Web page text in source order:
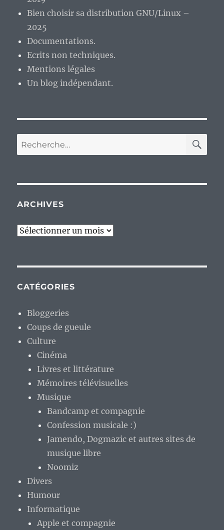
Bien choisir sa distribution GNU/Linux –
2025
Documentations.
Ecrits non techniques.
Mentions légales
Un blog indépendant.
Recherche
pour :
ARCHIVES
Archives
CATÉGORIES
Bloggeries
Coups de gueule
Culture
Cinéma
Livres et littérature
Mémoires télévisuelles
Musique
Bandcamp et compagnie
Confession musicale :)
Jamendo, Dogmazic et autres sites de
musique libre
Noomiz
Divers
Humour
Informatique
Apple et compagnie